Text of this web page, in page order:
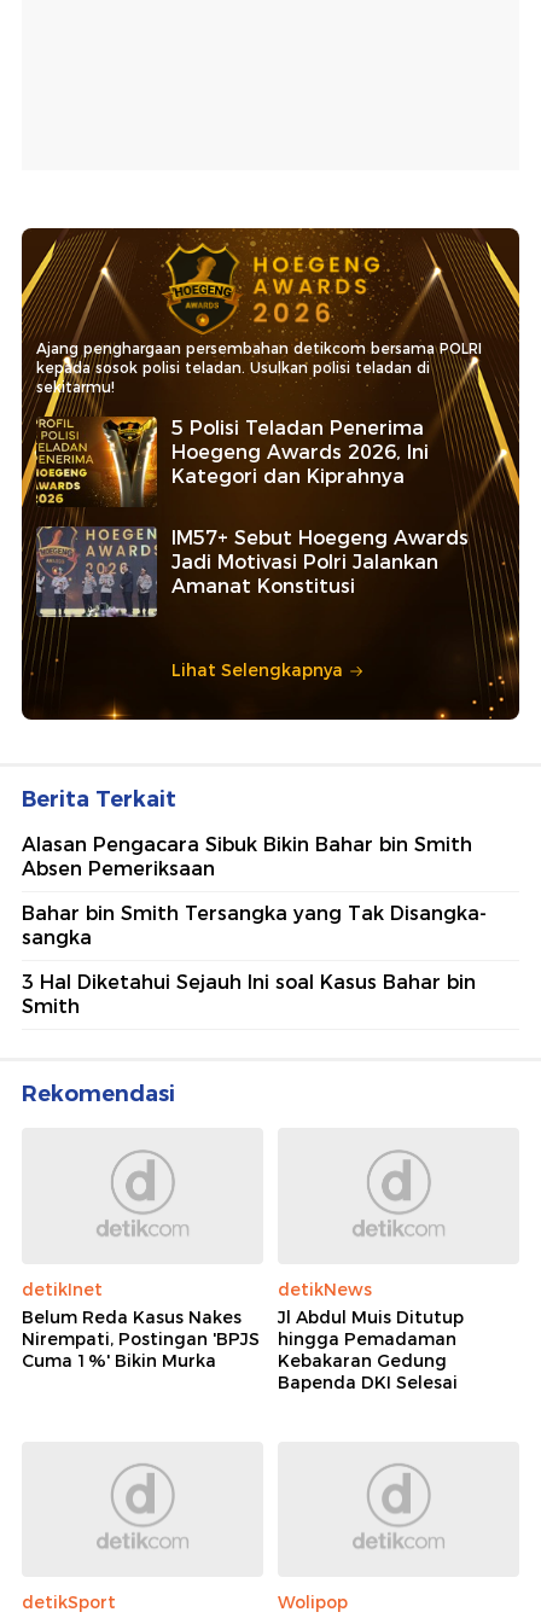
Ajang penghargaan persembahan detikcom bersama POLRI
kepada sosok polisi teladan. Usulkan polisi teladan di
sekitarmu!
5 Polisi Teladan Penerima
Hoegeng Awards 2026, Ini
Kategori dan Kiprahnya
IM57+ Sebut Hoegeng Awards
Jadi Motivasi Polri Jalankan
Amanat Konstitusi
Lihat Selengkapnya
Berita Terkait
Alasan Pengacara Sibuk Bikin Bahar bin Smith
Absen Pemeriksaan
Bahar bin Smith Tersangka yang Tak Disangka-
sangka
3 Hal Diketahui Sejauh Ini soal Kasus Bahar bin
Smith
Rekomendasi
detikInet
Belum Reda Kasus Nakes
Nirempati, Postingan 'BPJS
Cuma 1%' Bikin Murka
detikNews
Jl Abdul Muis Ditutup
hingga Pemadaman
Kebakaran Gedung
Bapenda DKI Selesai
detikSport
Wolipop